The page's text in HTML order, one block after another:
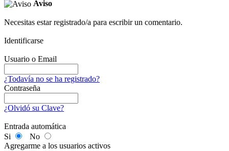
Aviso
Necesitas estar registrado/a para escribir un comentario.
Identificarse
Usuario o Email
¿Todavía no se ha registrado?
Contraseña
¿Olvidó su Clave?
Entrada automática
Si
No
Agregarme a los usuarios activos